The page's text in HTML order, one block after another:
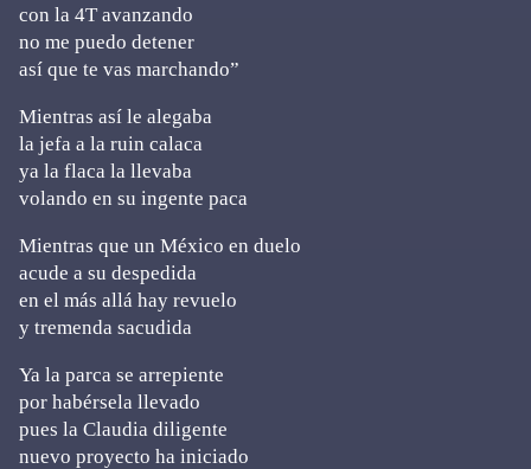
con la 4T avanzando
no me puedo detener
así que te vas marchando”
Mientras así le alegaba
la jefa a la ruin calaca
ya la flaca la llevaba
volando en su ingente paca
Mientras que un México en duelo
acude a su despedida
en el más allá hay revuelo
y tremenda sacudida
Ya la parca se arrepiente
por habérsela llevado
pues la Claudia diligente
nuevo proyecto ha iniciado